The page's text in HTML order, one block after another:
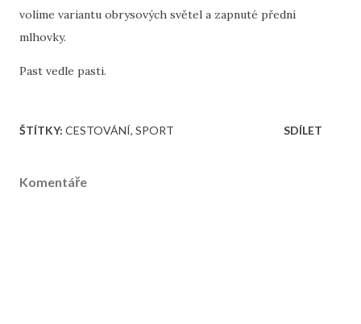
volíme variantu obrysových světel a zapnuté přední
mlhovky.
Past vedle pasti.
ŠTÍTKY: CESTOVÁNÍ SPORT SDÍLET
Komentáře